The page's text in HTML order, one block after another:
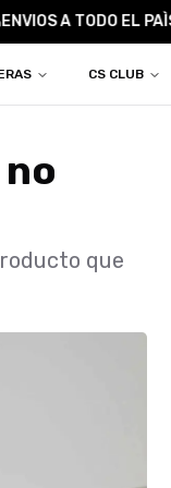
A TODO EL PAÌS
CS CLUB
que